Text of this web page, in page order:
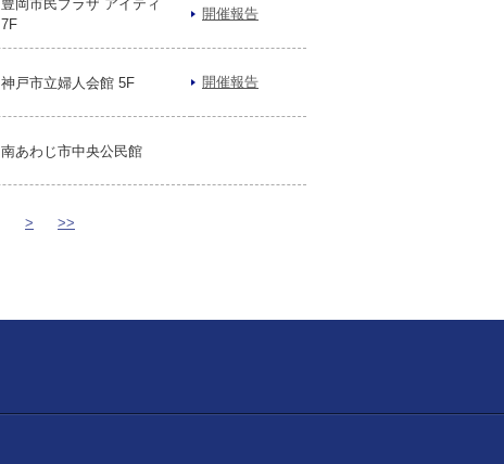
豊岡市民プラザ アイティ
7F
開催報告
神戸市立婦人会館 5F 開催報告
南あわじ市中央公民館
> >>